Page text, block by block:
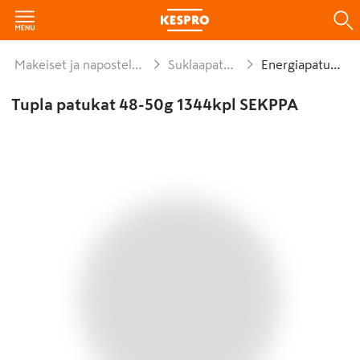
Makeiset ja naposteltavat Suklaapatukat Energiapatukat
Tupla patukat 48-50g 1344kpl SEKPPA